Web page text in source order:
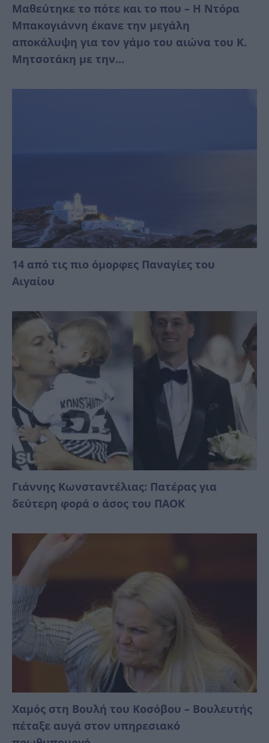
Μαθεύτηκε το πότε και το που – Η Ντόρα
Μπακογιάννη έκανε την μεγάλη
αποκάλυψη για τον γάμο του αιώνα του Κ.
Μητσοτάκη με την...
14 από τις πιο όμορφες Παναγίες του
Αιγαίου
Γιάννης Κωνσταντέλιας: Πατέρας για
δεύτερη φορά ο άσος του ΠΑΟΚ
Χαμός στη Βουλή του Κοσόβου – Βουλευτής
πέταξε αυγά στον υπηρεσιακό